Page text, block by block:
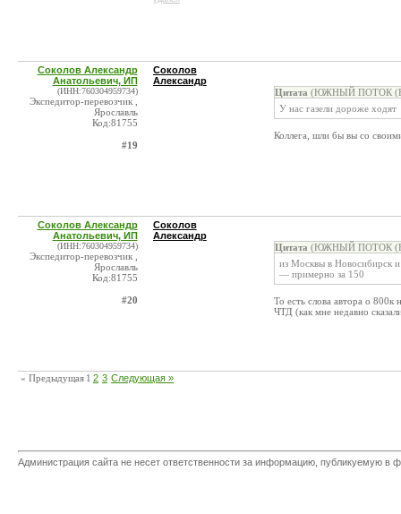
Соколов Александр
Анатольевич, ИП
(ИНН:760304959734)
Экспедитор-перевозчик ,
Ярославль
Код:81755
#19
Соколов
Александр
Цитата (ЮЖНЫЙ ПОТОК
У нас газели дороже ходят
Коллега, шли бы вы со
Соколов Александр
Анатольевич, ИП
(ИНН:760304959734)
Экспедитор-перевозчик ,
Ярославль
Код:81755
#20
Соколов
Александр
Цитата (ЮЖНЫЙ ПОТОК
из Москвы в Новосибирск
— примерно за 150
То есть слова автора о
ЧТД (как мне недавно
« Предыдущая 1 2 3 Следующая »
Администрация сайта не несет ответственности за информацию, публикуемую